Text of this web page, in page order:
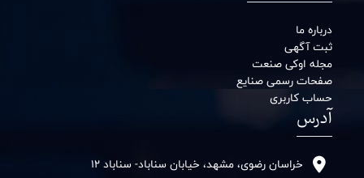
درباره ما
ثبت آگهی
مجله اوکی صنعت
صفحات رسمی صنایع
حساب کاربری
آدرس
خراسان رضوی، مشهد، خیابان سناباد- سناباد 12